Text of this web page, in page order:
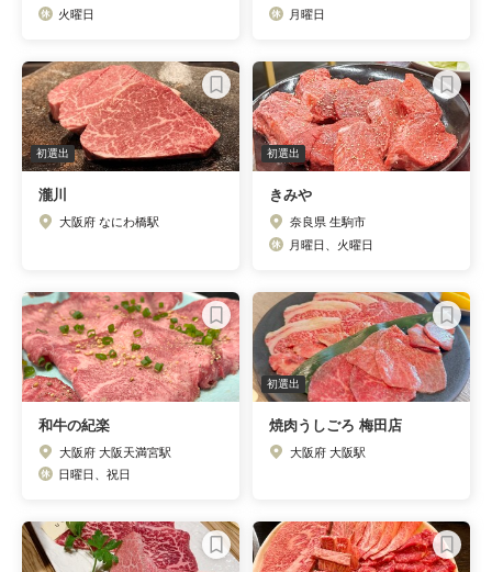
火曜日
月曜日
初選出
瀧川
大阪府 なにわ橋駅
初選出
きみや
奈良県 生駒市
月曜日、火曜日
和牛の紀楽
大阪府 大阪天満宮駅
日曜日、祝日
初選出
焼肉うしごろ 梅田店
大阪府 大阪駅